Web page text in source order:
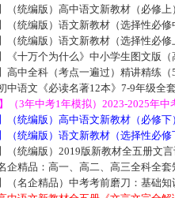
（统编版）高中语文新教材（必修
（统编版）语文新教材（选择性必修
（统编版）语文新教材（选择性必
《十万个为什么》中小学生图文版
高中全科（考点一遍过）精讲精练（
中语文《必读名著12本》7-9年级全
（3年中考1年模拟）2023-2025年中
（统编版）高中语文新教材（必修
（统编版）语文新教材（选择性必修
（统编版）2019版新教材全五册文
企精品：高一、高二、高三全科全
（名企精品）中考考前磨刀：基础知